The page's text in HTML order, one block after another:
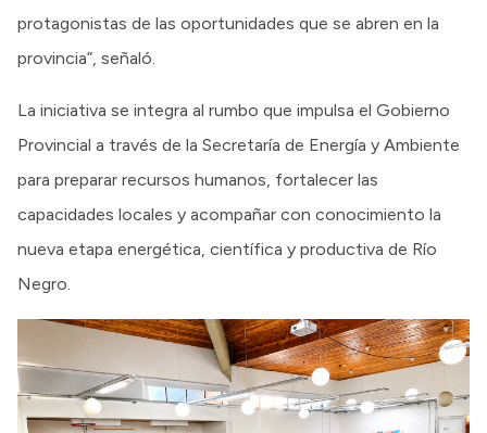
protagonistas de las oportunidades que se abren en la
provincia”, señaló.
La iniciativa se integra al rumbo que impulsa el Gobierno
Provincial a través de la Secretaría de Energía y Ambiente
para preparar recursos humanos, fortalecer las
capacidades locales y acompañar con conocimiento la
nueva etapa energética, científica y productiva de Río
Negro.